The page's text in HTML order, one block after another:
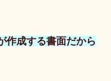
作成する書面だから